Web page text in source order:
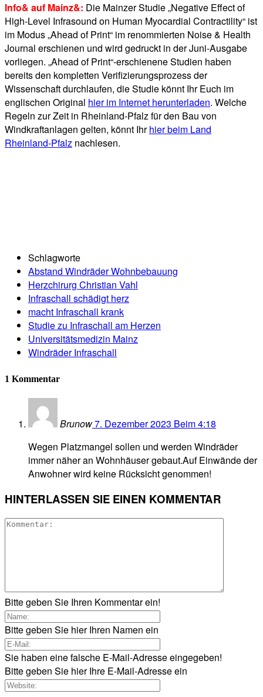
Info& auf Mainz&: Die Mainzer Studie „Negative Effect of
High-Level Infrasound on Human Myocardial Contractility“ ist
im Modus „Ahead of Print“ im renommierten Noise & Health
Journal erschienen und wird gedruckt in der Juni-Ausgabe
vorliegen. „Ahead of Print“-erschienene Studien haben
bereits den kompletten Verifizierungsprozess der
Wissenschaft durchlaufen, die Studie könnt Ihr Euch im
englischen Original hier im Internet herunterladen. Welche
Regeln zur Zeit in Rheinland-Pfalz für den Bau von
Windkraftanlagen gelten, könnt Ihrhier beim Land
Rheinland-Pfalz nachlesen.
Schlagworte
Abstand Windräder Wohnbebauung
Herzchirurg Christian Vahl
Infraschall schädigt herz
macht Infraschall krank
Studie zu Infraschall am Herzen
Universitätsmedizin Mainz
Windräder Infraschall
1 Kommentar
Brunow7. Dezember 2023 Beim 4:18
Wegen Platzmangel sollen und werden Windräder
immer näher an Wohnhäuser gebaut.Auf Einwände der
Anwohner wird keine Rücksicht genommen!
HINTERLASSEN SIE EINEN KOMMENTAR
Bitte geben Sie Ihren Kommentar ein!
Bitte geben Sie hier Ihren Namen ein
Sie haben eine falsche E-Mail-Adresse eingegeben!
Bitte geben Sie hier Ihre E-Mail-Adresse ein